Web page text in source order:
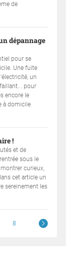
de
dépannage
pour se
Une fuite
un
pour
encore le
à domicile
!
et de
sous le
curieux,
cet article un
sereinement les
8